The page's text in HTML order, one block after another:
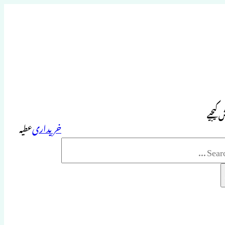
کیجیے
خریداریعطیہ